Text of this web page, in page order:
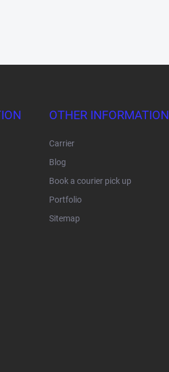
OTHER INFORMATION
Carrier
Blog
Book a courier pick up
Portfolio
Sitemap